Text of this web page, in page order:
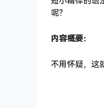
呢？
内容概要：
不用怀疑，这